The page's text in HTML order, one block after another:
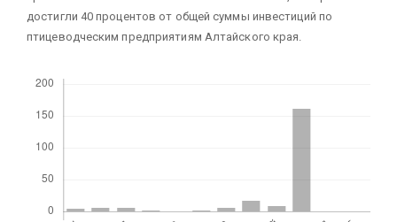
достигли 40 процентов от общей суммы инвестиций по
птицеводческим предприятиям Алтайского края.